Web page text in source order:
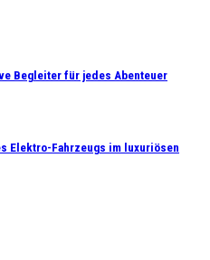
Begleiter für jedes Abenteuer
Elektro-Fahrzeugs im luxuriösen